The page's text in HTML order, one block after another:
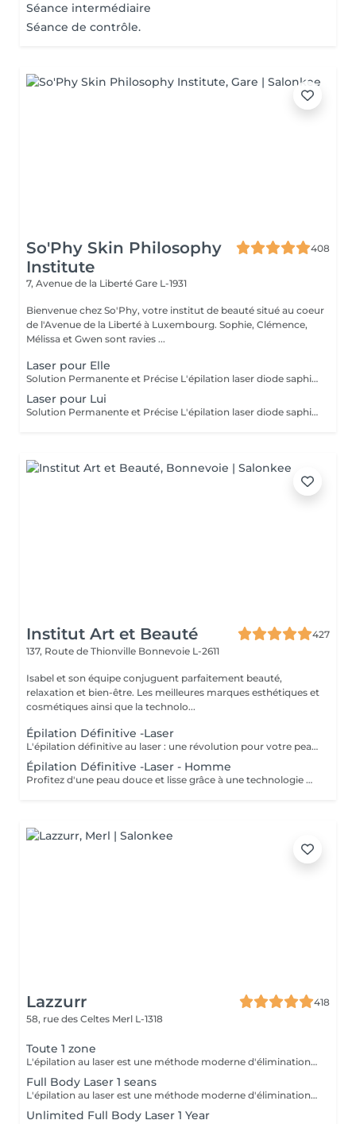
Séance intermédiaire
Séance de contrôle.
So'Phy Skin Philosophy
Institute
408
7, Avenue de la Liberté Gare L-1931
Bienvenue chez So'Phy, votre institut de beauté situé au coeur
de l'Avenue de la Liberté à Luxembourg. Sophie, Clémence,
Mélissa et Gwen sont ravies ...
Laser pour Elle
Solution Permanente et Précise L'épilation laser diode saphir est une méthode efficace et durable pour éliminer les poils de manière permanente. Ce traitement utilise un faisceau de lumière ciblant la mélanine dans les follicules pileux, offrant des résultats durables et une réduction significative de la repousse. Le laser diode saphir est connu pour sa précision, sa rapidité et son confort, grâce à un système de refroidissement de la peau. Il est idéal pour des zones comme le visage, les jambes, les aisselles ou le bikini, pour une peau lisse, soyeuse et sans poils. Avant de prendre rendez-vous merci de consulter notre politique de rendez-vous sur la page d'accueil.
Laser pour Lui
Solution Permanente et Précise L'épilation laser diode saphir est une méthode efficace et durable pour éliminer les poils de manière permanente. Ce traitement utilise un faisceau de lumière ciblant la mélanine dans les follicules pileux, offrant des résultats durables et une réduction significative de la repousse. Le laser diode saphir est connu pour sa précision, sa rapidité et son confort, grâce à un système de refroidissement de la peau. Il est idéal pour des zones comme le visage, les jambes, les aisselles ou le bikini, pour une peau lisse, soyeuse et sans poils. Avant de prendre rendez-vous merci de consulter notre politique de rendez-vous sur la page d'accueil.
Institut Art et Beauté
427
137, Route de Thionville Bonnevoie L-2611
Isabel et son équipe conjuguent parfaitement beauté,
relaxation et bien-être. Les meilleures marques esthétiques et
cosmétiques ainsi que la technolo...
Épilation Définitive -Laser
L'épilation définitive au laser : une révolution pour votre peau ! Avec notre technologie avancée Pulse Laser , offrez-vous investissement dans votre confort et votre beauté . Les avantages de l'épilation définitive : -Une méthode douce et indolore. -Résultats durables. -Adaptée à tous les types de peau. -Gain de temps et praticité. -Rapidité et efficacité. -Calculer 6 séance es par zone. Révéler votre beauté naturelle ! Votre bien-être est notre priorité.
Épilation Définitive -Laser - Homme
Profitez d'une peau douce et lisse grâce à une technologie de pointe qui allie efficacité, rapidité et confort tous les types de peau . Des résultats visibles et durables Un soin en toute sécurité et sans douleur Une méthode rapide pour être prête avant les fêtes ! Sublimez votre peau Prenez soin de vous vous le méritez !
Lazzurr
418
58, rue des Celtes Merl L-1318
Toute 1 zone
L'épilation au laser est une méthode moderne d'élimination des poils indésirables grâce à l'émission de lumière laser. Le laser cible la mélanine du poil, détruisant le follicule pileux, ce qui entraîne une chute progressive des poils. L'un des types de laser les plus populaires est le laser à diode, qui convient à la plupart des types de peau et offre des résultats efficaces. Recommandations avant la séance : Rasage des zones traitées : Il est impératif de raser soigneusement toutes les zones à traiter 24 heures avant la séance. Cela permet au laser d'agir directement sur le follicule pileux et d'optimiser l'efficacité du traitement. Hygiène : Prenez une douche avant votre rendez-vous afin d'avoir une peau propre. Menstruation : Si vous avez vos règles le jour de la séance, utilisez un tampon. Condition importante : Si vous vous présentez avec des zones non rasées, le paiement de la séance sera automatiquement prélevé et aucun remboursement ne sera possible. Zones d'épilation au laser : 1. Visage 2. Aisselles 3. Demi-jambes 4. Cuisses 5. Bras 6. Poitrine 7. Ventre 8. Dos 9. Bas du dos 10. Cou 11. Maillot 12. Fesses 13. Sillon inter-fessier
Full Body Laser 1 seans
L'épilation au laser est une méthode moderne d'élimination des poils indésirables grâce à l'émission de lumière laser. Le laser cible la mélanine du poil, détruisant le follicule pileux, ce qui entraîne une chute progressive des poils. L'un des types de laser les plus populaires est le laser à diode, qui convient à la plupart des types de peau et offre des résultats efficaces. Recommandations avant la séance : Rasage des zones traitées : Il est impératif de raser soigneusement toutes les zones à traiter 24 heures avant la séance. Cela permet au laser d'agir directement sur le follicule pileux et d'optimiser l'efficacité du traitement. Hygiène : Prenez une douche avant votre rendez-vous afin d'avoir une peau propre. Menstruation : Si vous avez vos règles le jour de la séance, utilisez un tampon. Condition importante : Si vous vous présentez avec des zones non rasées, le paiement de la séance sera automatiquement prélevé et aucun remboursement ne sera possible. Unlimited number of zones in 1 hour.
Unlimited Full Body Laser 1 Year